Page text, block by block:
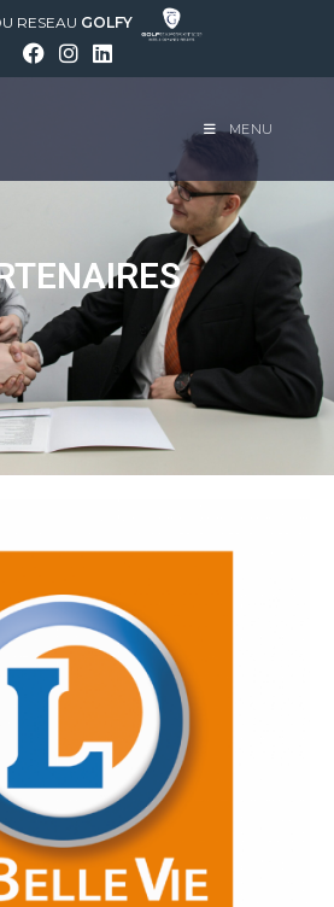
RESEAU GOLFY
MENU